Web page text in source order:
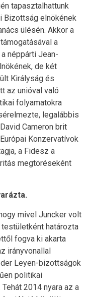
tapasztalhattunk
Bizottság elnökének
ülésén. Akkor a
a
néppárti Jean-
de két
Királyság és
az unióval való
folyamatokra
legalábbis
Cameron brit
Konzervatívok
a Fidesz a
megtöréseként
mivel Juncker volt
határozta
fogva ki akarta
irányvonallal
Leyen-bizottságok
politikai
2014 nyara az a